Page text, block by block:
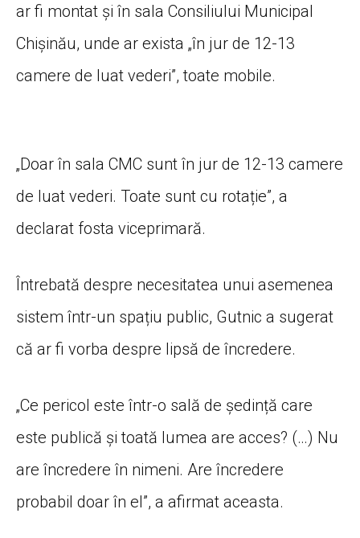
ar fi montat și în sala Consiliului Municipal
Chișinău, unde ar exista „în jur de 12-13
camere de luat vederi”, toate mobile.
„Doar în sala CMC sunt în jur de 12-13 camere
de luat vederi. Toate sunt cu rotație”, a
declarat fosta viceprimară.
Întrebată despre necesitatea unui asemenea
sistem într-un spațiu public, Gutnic a sugerat
că ar fi vorba despre lipsă de încredere.
„Ce pericol este într-o sală de ședință care
este publică și toată lumea are acces? (…) Nu
are încredere în nimeni. Are încredere
probabil doar în el”, a afirmat aceasta.